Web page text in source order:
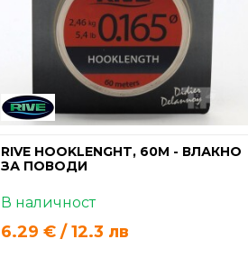
RIVE HOOKLENGHT, 60M - ВЛАКНО
ЗА ПОВОДИ
В наличност
6.29 € / 12.3 лв